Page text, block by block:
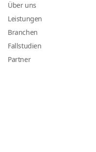
Über uns
Leistungen
Branchen
Fallstudien
Partner